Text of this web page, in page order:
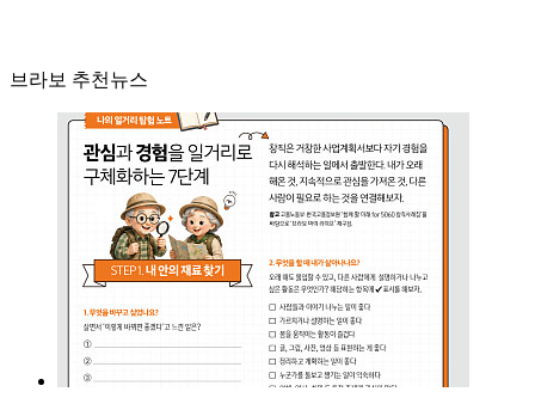
브라보 추천뉴스